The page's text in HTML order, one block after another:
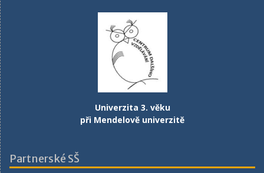
Univerzita 3. věku
při Mendelově univerzitě
Partnerské SŠ